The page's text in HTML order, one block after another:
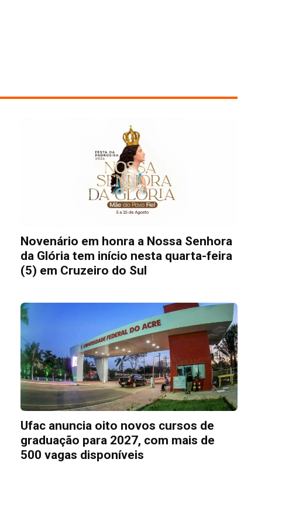
Novenário em honra a Nossa Senhora
da Glória tem início nesta quarta-feira
(5) em Cruzeiro do Sul
Ufac anuncia oito novos cursos de
graduação para 2027, com mais de
500 vagas disponíveis